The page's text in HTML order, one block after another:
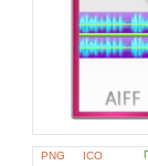
PNG ICO